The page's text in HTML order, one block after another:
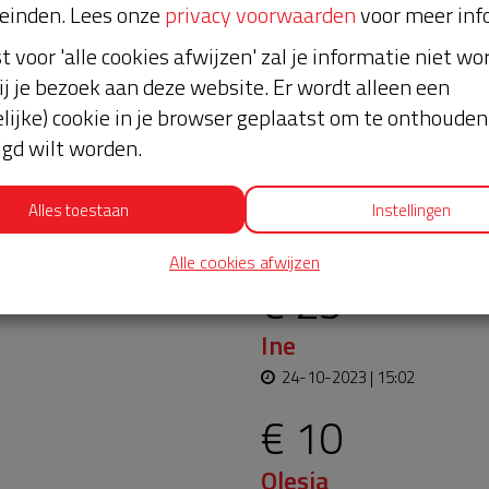
bijna en moet
blijft. Help je mee?
Laatste
€ 25
Ine
24-10-2023 | 15:02
€ 10
Olesia
Lees onzeprivacy voorwaardenvoor meer
voor 'alle cookies afwijzen' zal je informatie niet
je bezoek aan deze website. Er wordt alleen een
cookie in je browser geplaatst om te
wilt worden.
Alles toestaan Instellingen
Alle cookies afwijzen